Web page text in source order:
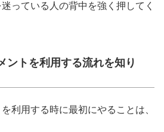
っている人の背中を強く押してく
ントを利用する流れを知り
利用する時に最初にやることは、